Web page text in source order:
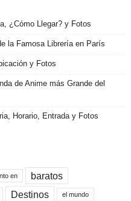
¿Cómo Llegar? y Fotos
la Famosa Librería en París
y Fotos
de Anime más Grande del
Horario, Entrada y Fotos
en baratos
Destinos el mundo